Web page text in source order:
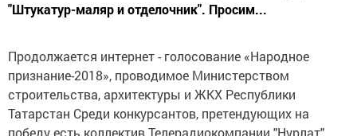
"Штукатур-маляр и отделочник". Просим...
Продолжается интернет - голосование «Народное
признание-2018», проводимое Министерством
строительства, архитектуры и ЖКХ Республики
Татарстан Среди конкурсантов, претендующих на